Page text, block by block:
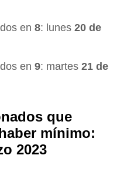
en 8: lunes 20 de
en 9: martes 21 de
que
mínimo:
2023